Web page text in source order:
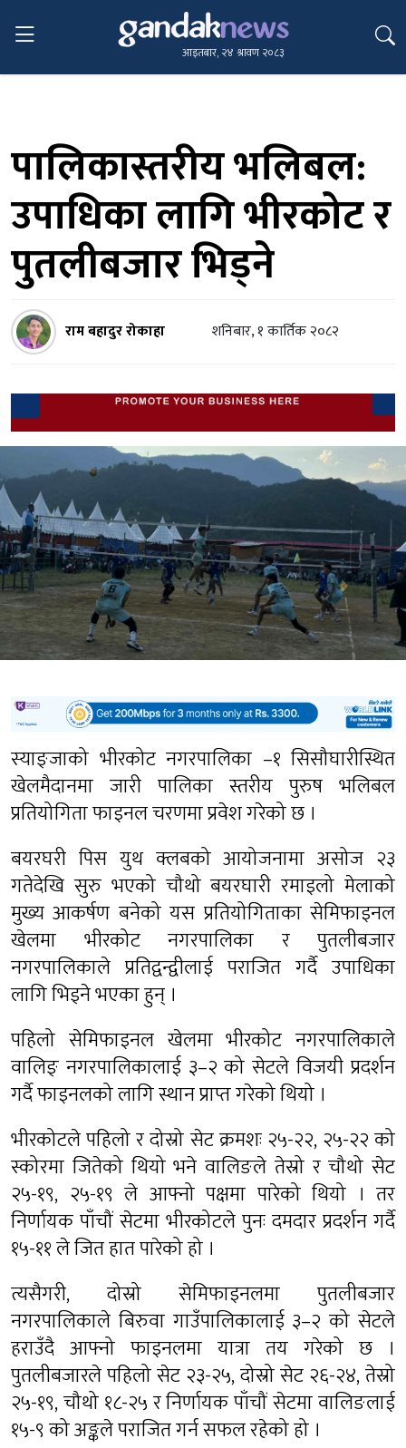
आइतबार, २४ श्रावण २०८३
पालिकास्तरीय भलिबल:
उपाधिका लागि भीरकोट र
पुतलीबजार भिड्ने
राम बहादुर रोकाहा शनिबार, १ कार्तिक २०८२
स्याङ्जाको भीरकोट नगरपालिका –१ सिसौघारीस्थित
खेलमैदानमा जारी पालिका स्तरीय पुरुष भलिबल
प्रतियोगिता फाइनल चरणमा प्रवेश गरेको छ ।
बयरघरी पिस युथ क्लबको आयोजनामा असोज २३
गतेदेखि सुरु भएको चौथो बयरघारी रमाइलो मेलाको
मुख्य आकर्षण बनेको यस प्रतियोगिताका सेमिफाइनल
खेलमा भीरकोट नगरपालिका र पुतलीबजार
नगरपालिकाले प्रतिद्वन्द्वीलाई पराजित गर्दै उपाधिका
लागि भिड्ने भएका हुन् ।
पहिलो सेमिफाइनल खेलमा भीरकोट नगरपालिकाले
वालिङ् नगरपालिकालाई ३–२ को सेटले विजयी प्रदर्शन
गर्दै फाइनलको लागि स्थान प्राप्त गरेको थियो ।
भीरकोटले पहिलो र दोस्रो सेट क्रमशः २५-२२, २५-२२ को
स्कोरमा जितेको थियो भने वालिङले तेस्रो र चौथो सेट
२५-१९, २५-१९ ले आफ्नो पक्षमा पारेको थियो । तर
निर्णायक पाँचौं सेटमा भीरकोटले पुनः दमदार प्रदर्शन गर्दै
१५-११ ले जित हात पारेको हो ।
त्यसैगरी, दोस्रो सेमिफाइनलमा पुतलीबजार
नगरपालिकाले बिरुवा गाउँपालिकालाई ३–२ को सेटले
हराउँदै आफ्नो फाइनलमा यात्रा तय गरेको छ ।
पुतलीबजारले पहिलो सेट २३-२५, दोस्रो सेट २६-२४, तेस्रो
२५-१९, चौथो १८-२५ र निर्णायक पाँचौं सेटमा वालिङलाई
१५-९ को अङ्कले पराजित गर्न सफल रहेको हो ।